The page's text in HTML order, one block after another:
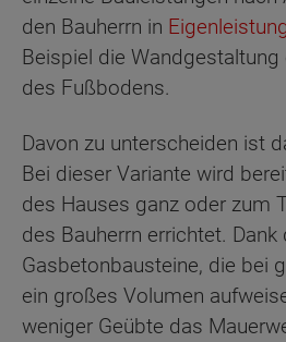
den Bauherrn in Eigenleistung
Beispiel die
des Fußbodens.
Davon zu unterscheiden ist
Bei dieser Variante wird
des Hauses ganz oder zum
des Bauherrn errichtet.
Gasbetonbausteine, die bei
ein großes Volumen
weniger Geübte das